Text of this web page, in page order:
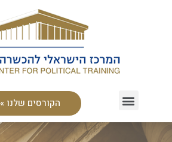
הקורסים שלנו »